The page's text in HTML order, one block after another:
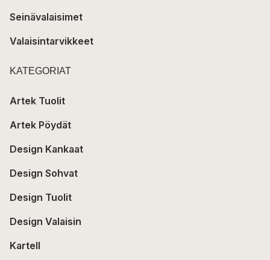
Seinävalaisimet
Valaisintarvikkeet
KATEGORIAT
Artek Tuolit
Artek Pöydät
Design Kankaat
Design Sohvat
Design Tuolit
Design Valaisin
Kartell